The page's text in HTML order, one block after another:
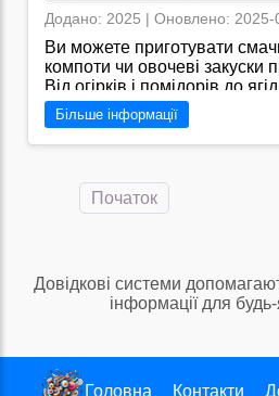
Додано: 2025 | Оновлено: 2025-
Ви можете приготувати
компоти чи овочеві закуски
Від огірків і помідорів до
домашня консервація не
й дарує радість від
шедеврів якими можна
можна знайти широкий вибір
консервації вдома, корисні
Більше інформації
Початок
Довідкові системи
інформації для
Головна Контакти